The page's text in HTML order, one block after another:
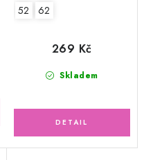
52 62
Skladem
269 Kč